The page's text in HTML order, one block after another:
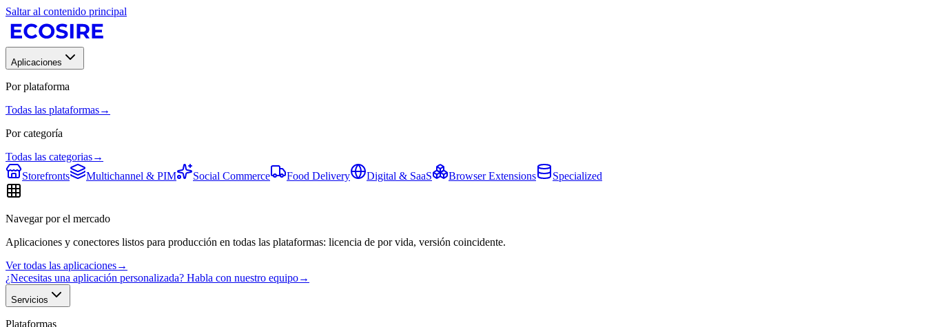
Saltar al contenido principal
Aplicaciones
Por plataforma
Todas las plataformas→
Por categoría
Todas las categorias→
Storefronts
Multichannel & PIM Social Commerce Food Delivery Digital & SaaS Browser Extensions Specialized
Navegar por el mercado
Aplicaciones y conectores listos para producción en todas las plataformas: licencia de por vida, versión coincidente.
Ver todas las aplicaciones→
¿Necesitas una aplicación personalizada? Habla con nuestro equipo→
Servicios
Plataformas